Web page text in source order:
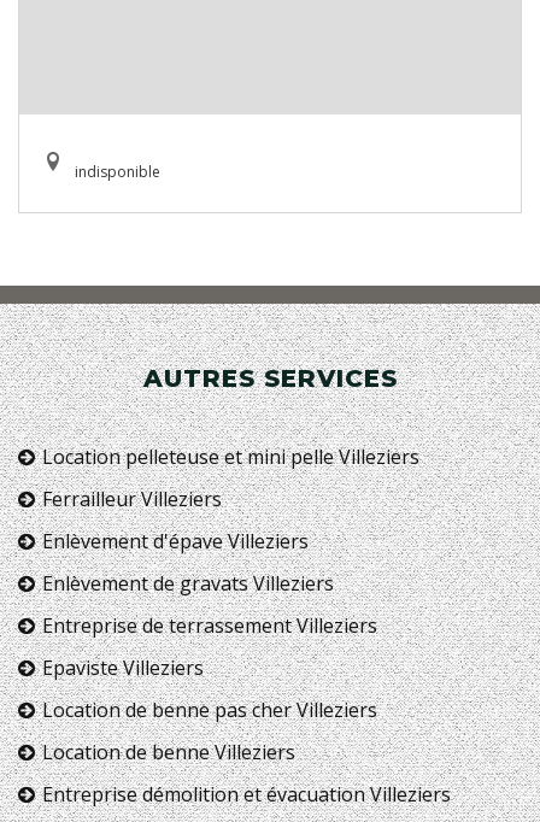
indisponible
AUTRES SERVICES
Location pelleteuse et mini pelle Villeziers
Ferrailleur Villeziers
Enlèvement d'épave Villeziers
Enlèvement de gravats Villeziers
Entreprise de terrassement Villeziers
Epaviste Villeziers
Location de benne pas cher Villeziers
Location de benne Villeziers
Entreprise démolition et évacuation Villeziers